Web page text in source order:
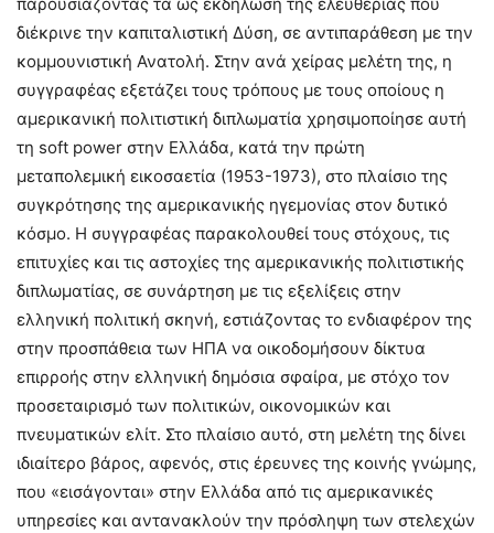
διέκρινε την καπιταλιστική Δύση, σε αντιπαράθεση με την
κομμουνιστική Ανατολή. Στην ανά χείρας μελέτη της, η
συγγραφέας εξετάζει τους τρόπους με τους οποίους η
αμερικανική πολιτιστική διπλωματία χρησιμοποίησε αυτή
τη soft power στην Ελλάδα, κατά την πρώτη
μεταπολεμική εικοσαετία (1953-1973), στο πλαίσιο της
συγκρότησης της αμερικανικής ηγεμονίας στον δυτικό
κόσμο. Η συγγραφέας παρακολουθεί τους στόχους, τις
επιτυχίες και τις αστοχίες της αμερικανικής πολιτιστικής
διπλωματίας, σε συνάρτηση με τις εξελίξεις στην
ελληνική πολιτική σκηνή, εστιάζοντας το ενδιαφέρον της
στην προσπάθεια των ΗΠΑ να οικοδομήσουν δίκτυα
επιρροής στην ελληνική δημόσια σφαίρα, με στόχο τον
προσεταιρισμό των πολιτικών, οικονομικών και
πνευματικών ελίτ. Στο πλαίσιο αυτό, στη μελέτη της δίνει
ιδιαίτερο βάρος, αφενός, στις έρευνες της κοινής γνώμης,
που «εισάγονται» στην Ελλάδα από τις αμερικανικές
υπηρεσίες και αντανακλούν την πρόσληψη των στελεχών